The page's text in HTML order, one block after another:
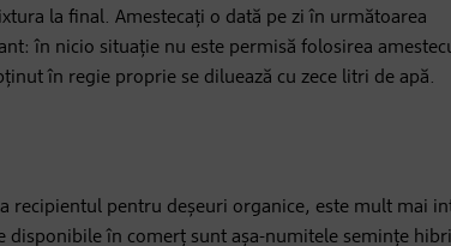
la final. Amestecați o dată pe zi în următoarea
în nicio situație nu este permisă folosirea
în regie proprie se diluează cu zece litri de apă.
recipientul pentru deșeuri organice, este mult mai
în comerț sunt așa-numitele semințe